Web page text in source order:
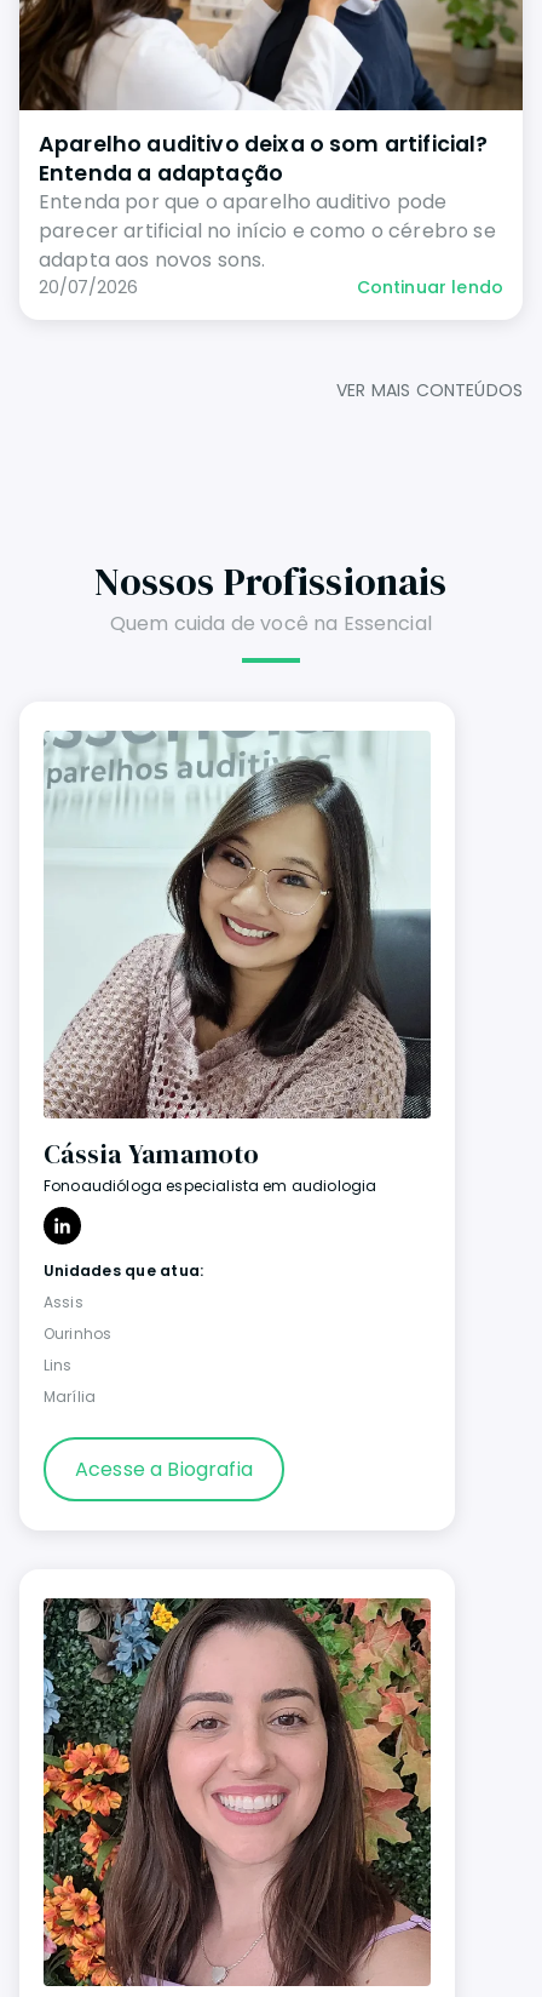
Aparelho auditivo deixa o som artificial?
Entenda a adaptação
Entenda por que o aparelho auditivo pode
parecer artificial no início e como o cérebro se
adapta aos novos sons.
20/07/2026 Continuar lendo
VER MAIS CONTEÚDOS
Nossos Profissionais
Quem cuida de você na Essencial
Cássia Yamamoto
Fonoaudióloga especialista em audiologia
Unidades que atua:
Assis
Ourinhos
Lins
Marília
Acesse a Biografia